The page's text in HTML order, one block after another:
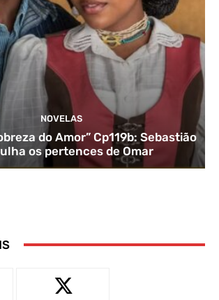
NOVELAS
do Amor” Cp119b: Sebastião
os pertences de Omar